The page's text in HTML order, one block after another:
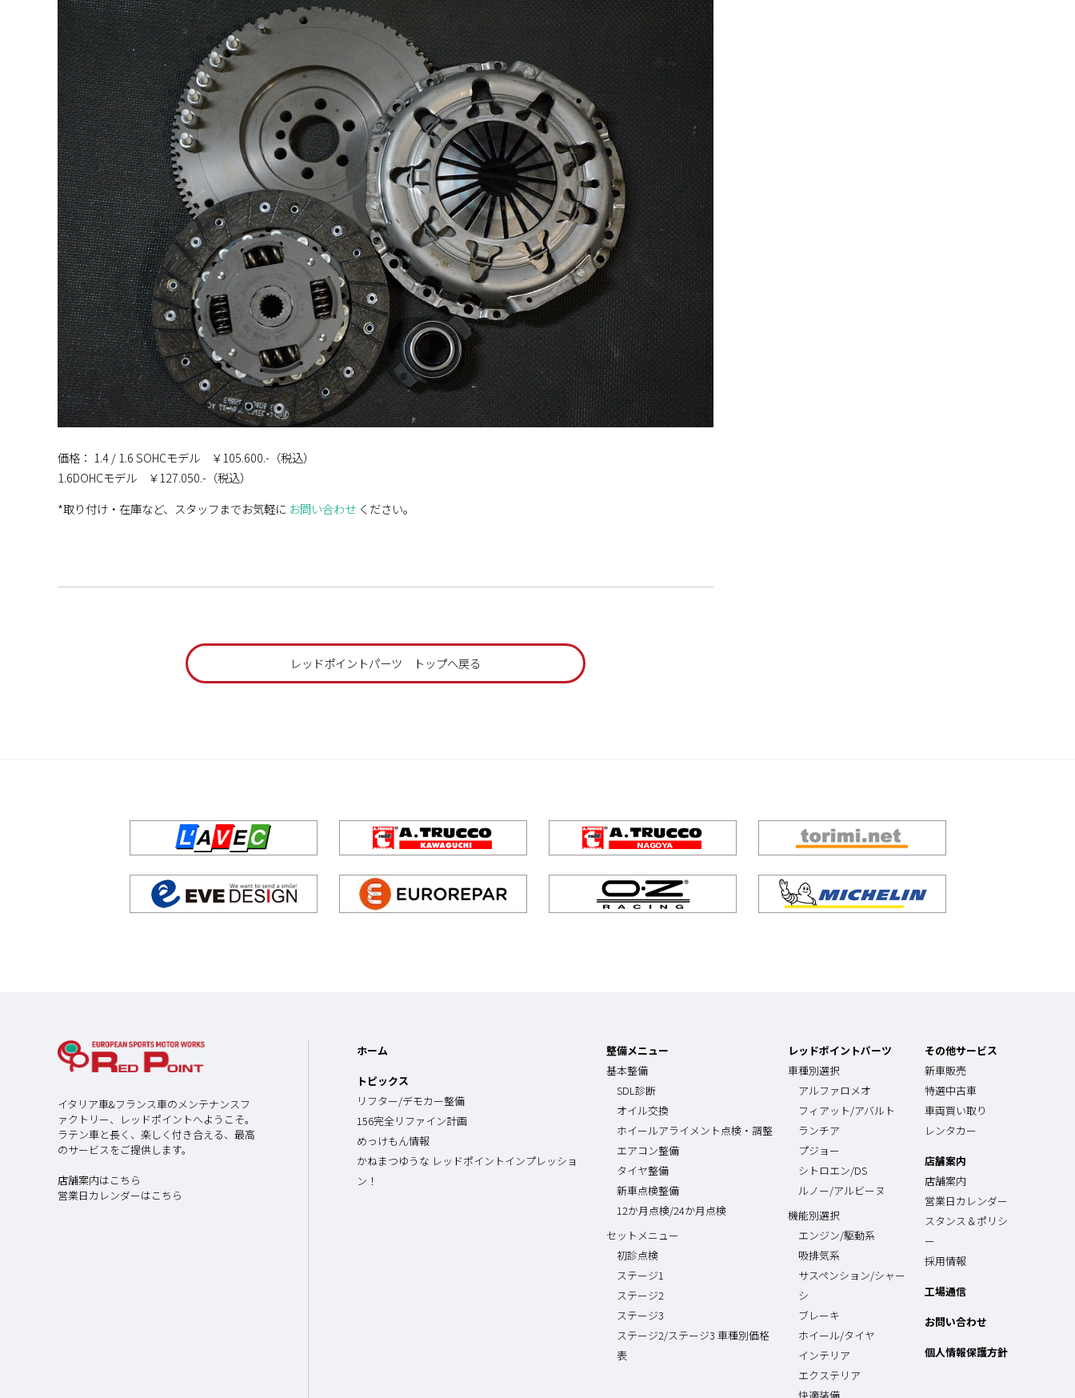
価格： 1.4 / 1.6 SOHCモデル ￥105.600.-（税込）
1.6DOHCモデル ￥127.050.-（税込）
*取り付け・在庫など、スタッフまでお気軽に お問い合わせ ください。
レッドポイントパーツ トップへ戻る
イタリア車&フランス車のメンテナンスフ
ァクトリー、レッドポイントへようこそ。
ラテン車と長く、楽しく付き合える、最高
のサービスをご提供します。
店舗案内はこちら
営業日カレンダーはこちら
ホーム
トピックス
リフター/デモカー整備
156完全リファイン計画
めっけもん情報
かねまつゆうな レッドポイントインプレッショ
ン！
整備メニュー
基本整備
SDL診断
オイル交換
ホイールアライメント点検・調整
エアコン整備
タイヤ整備
新車点検整備
12か月点検/24か月点検
セットメニュー
初診点検
ステージ1
ステージ2
ステージ3
ステージ2/ステージ3 車種別価格
表
レッドポイントパーツ
車種別選択
アルファロメオ
フィアット/アバルト
ランチア
プジョー
シトロエン/DS
ルノー/アルビーヌ
機能別選択
エンジン/駆動系
吸排気系
サスペンション/シャー
シ
ブレーキ
ホイール/タイヤ
インテリア
エクステリア
その他サービス
新車販売
特選中古車
車両買い取り
レンタカー
店舗案内
店舗案内
営業日カレンダー
スタンス＆ポリシ
ー
採用情報
工場通信
お問い合わせ
個人情報保護方針